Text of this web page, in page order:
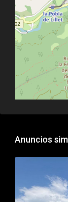
Anuncios